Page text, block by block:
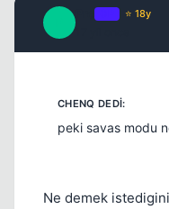
⭐ 18y
peki savas modu
Ne demek